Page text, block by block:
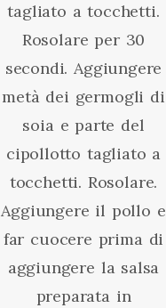
tagliato a tocchetti.
Rosolare per 30
secondi. Aggiungere
metà dei germogli di
soia e parte del
cipollotto tagliato a
tocchetti. Rosolare.
Aggiungere il pollo e
far cuocere prima di
aggiungere la salsa
preparata in